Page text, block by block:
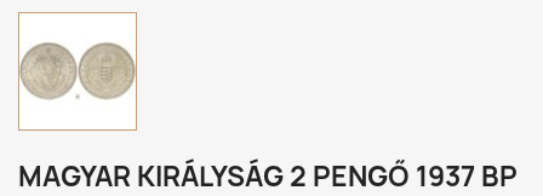
MAGYAR KIRÁLYSÁG 2 PENGŐ 1937 BP